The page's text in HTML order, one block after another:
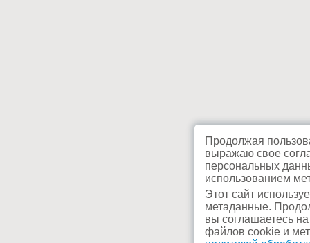
Продолжая
выражаю свое
персональных
использованием
Этот сайт
метаданные.
вы соглашаетесь
файлов cookie и